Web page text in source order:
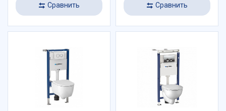
Сравнить Сравнить